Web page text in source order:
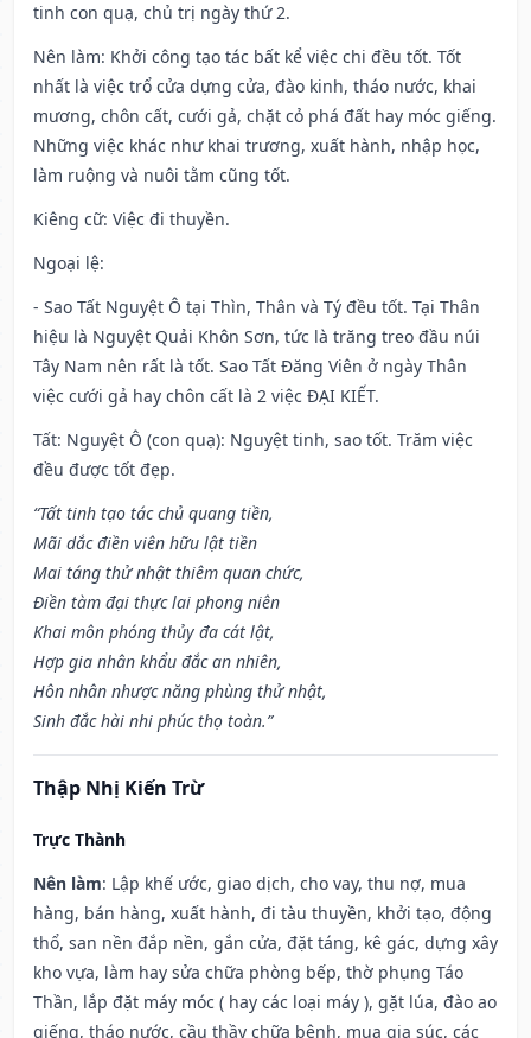
tinh con quạ, chủ trị ngày thứ 2.
Nên làm: Khởi công tạo tác bất kể việc chi đều tốt. Tốt
nhất là việc trổ cửa dựng cửa, đào kinh, tháo nước, khai
mương, chôn cất, cưới gả, chặt cỏ phá đất hay móc giếng.
Những việc khác như khai trương, xuất hành, nhập học,
làm ruộng và nuôi tằm cũng tốt.
Kiêng cữ: Việc đi thuyền.
Ngoại lệ:
- Sao Tất Nguyệt Ô tại Thìn, Thân và Tý đều tốt. Tại Thân
hiệu là Nguyệt Quải Khôn Sơn, tức là trăng treo đầu núi
Tây Nam nên rất là tốt. Sao Tất Đăng Viên ở ngày Thân
việc cưới gả hay chôn cất là 2 việc ĐẠI KIẾT.
Tất: Nguyệt Ô (con quạ): Nguyệt tinh, sao tốt. Trăm việc
đều được tốt đẹp.
“Tất tinh tạo tác chủ quang tiền,
Mãi dắc điền viên hữu lật tiền
Mai táng thử nhật thiêm quan chức,
Điền tàm đại thực lai phong niên
Khai môn phóng thủy đa cát lật,
Hợp gia nhân khẩu đắc an nhiên,
Hôn nhân nhược năng phùng thử nhật,
Sinh đắc hài nhi phúc thọ toàn.”
Thập Nhị Kiến Trừ
Trực Thành
Nên làm: Lập khế ước, giao dịch, cho vay, thu nợ, mua
hàng, bán hàng, xuất hành, đi tàu thuyền, khởi tạo, động
thổ, san nền đắp nền, gắn cửa, đặt táng, kê gác, dựng xây
kho vựa, làm hay sửa chữa phòng bếp, thờ phụng Táo
Thần, lắp đặt máy móc ( hay các loại máy ), gặt lúa, đào ao
giếng, tháo nước, cầu thầy chữa bệnh, mua gia súc, các